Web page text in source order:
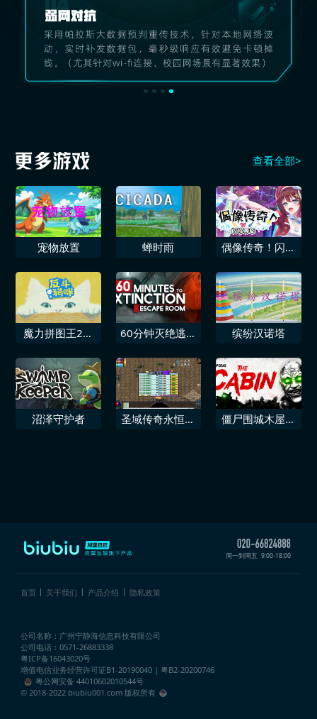
查看全部>
宠物放置 蝉时雨
偶像传奇！闪耀
魔力拼图王2反
60分钟灭绝逃生
缤纷汉诺塔
沼泽守护者
圣域传奇永恒之
僵尸围城木屋求
周一到周五 9:00-18:00
首页 关于我们 产品介绍 隐私政策
公司名称：广州宁静海信息科技有限公司
公司电话：0571-26883338
粤ICP备16043020号
增值电信业务经营许可证B1-20190040 | 粤B2-20200746
粤公网安备 44010602010544号
© 2018-2022 biubiu001.com 版权所有